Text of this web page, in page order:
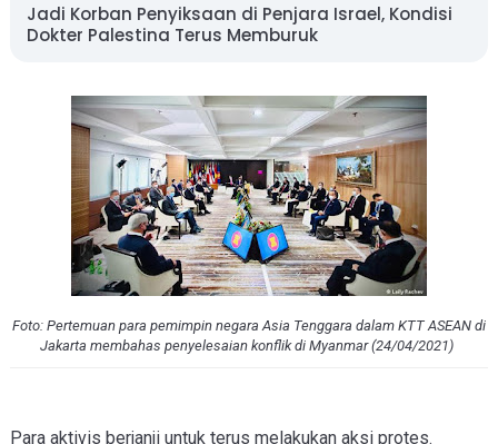
Jadi Korban Penyiksaan di Penjara Israel, Kondisi
Dokter Palestina Terus Memburuk
Foto: Pertemuan para pemimpin negara Asia Tenggara dalam KTT ASEAN di
Jakarta membahas penyelesaian konflik di Myanmar (24/04/2021)
Para aktivis berjanji untuk terus melakukan aksi protes.